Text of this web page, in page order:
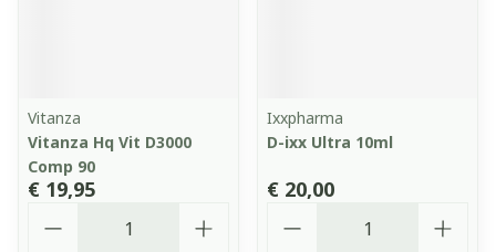
Vitanza
Vitanza Hq Vit D3000
Comp 90
€ 19,95
Ixxpharma
D-ixx Ultra 10ml
€ 20,00